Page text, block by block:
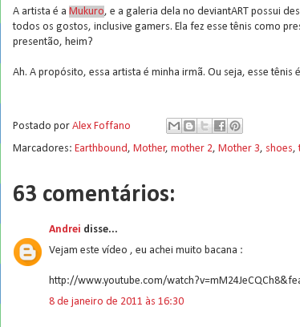
A artista é a Mukuro, e a galeria dela no deviantART possui
todos os gostos, inclusive gamers. Ela fez esse tênis como
presentão, heim?
Ah. A propósito, essa artista é minha irmã. Ou seja, esse tênis é
Postado por Alex Foffano
Marcadores: Earthbound, Mother, mother 2, Mother 3, shoes,
63 comentários:
Andrei disse...
Vejam este vídeo , eu achei muito bacana :
http://www.youtube.com/
8 de janeiro de 2011 às 16:30